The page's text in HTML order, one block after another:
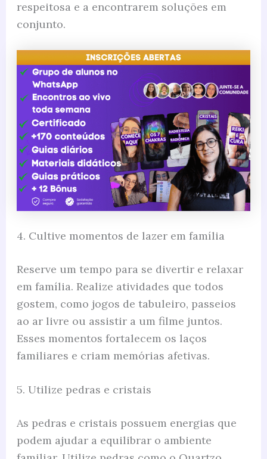
respeitosa e a encontrarem soluções em
conjunto.
4. Cultive momentos de lazer em família
Reserve um tempo para se divertir e relaxar
em família. Realize atividades que todos
gostem, como jogos de tabuleiro, passeios
ao ar livre ou assistir a um filme juntos.
Esses momentos fortalecem os laços
familiares e criam memórias afetivas.
5. Utilize pedras e cristais
As pedras e cristais possuem energias que
podem ajudar a equilibrar o ambiente